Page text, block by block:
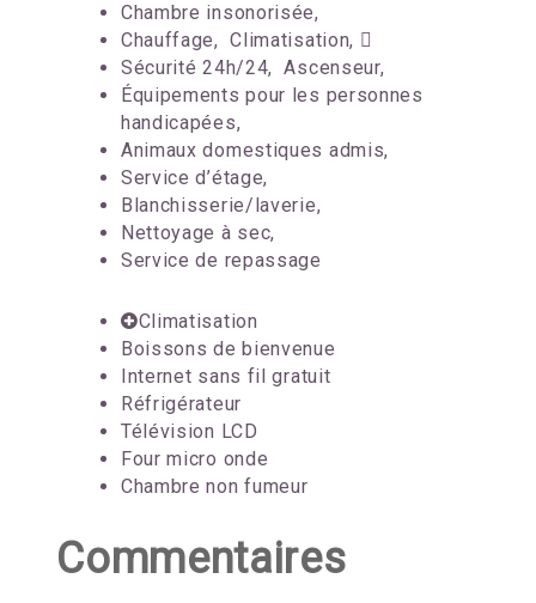
Chambre insonorisée,
Chauffage, Climatisation,
Sécurité 24h/24, Ascenseur,
Équipements pour les personnes
handicapées,
Animaux domestiques admis,
Service d’étage,
Blanchisserie/laverie,
Nettoyage à sec,
Service de repassage
Climatisation
Boissons de bienvenue
Internet sans fil gratuit
Réfrigérateur
Télévision LCD
Four micro onde
Chambre non fumeur
Commentaires